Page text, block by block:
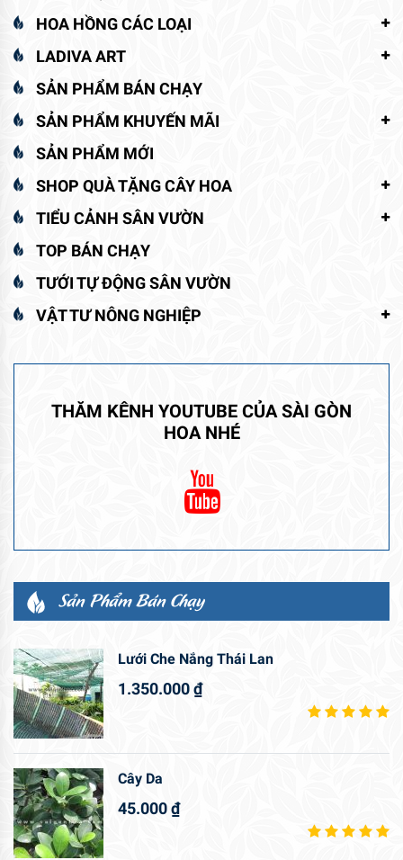
HOA HỒNG CÁC LOẠI
LADIVA ART
SẢN PHẨM BÁN CHẠY
SẢN PHẨM KHUYẾN MÃI
SẢN PHẨM MỚI
SHOP QUÀ TẶNG CÂY HOA
TIỂU CẢNH SÂN VƯỜN
TOP BÁN CHẠY
TƯỚI TỰ ĐỘNG SÂN VƯỜN
VẬT TƯ NÔNG NGHIỆP
THĂM KÊNH YOUTUBE CỦA SÀI GÒN
HOA NHÉ
Sản Phẩm Bán Chạy
Lưới Che Nắng Thái Lan
1.350.000₫
Cây Da
45.000₫